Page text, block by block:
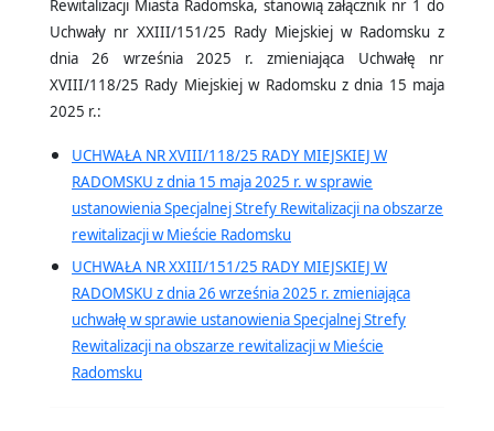
Rewitalizacji Miasta Radomska, stanowią załącznik nr 1 do
Uchwały nr XXIII/151/25 Rady Miejskiej w Radomsku z
dnia 26 września 2025 r. zmieniająca Uchwałę nr
XVIII/118/25 Rady Miejskiej w Radomsku z dnia 15 maja
2025 r.:
UCHWAŁA NR XVIII/118/25 RADY MIEJSKIEJ W
RADOMSKU z dnia 15 maja 2025 r. w sprawie
ustanowienia Specjalnej Strefy Rewitalizacji na obszarze
rewitalizacji w Mieście Radomsku
UCHWAŁA NR XXIII/151/25 RADY MIEJSKIEJ W
RADOMSKU z dnia 26 września 2025 r. zmieniająca
uchwałę w sprawie ustanowienia Specjalnej Strefy
Rewitalizacji na obszarze rewitalizacji w Mieście
Radomsku